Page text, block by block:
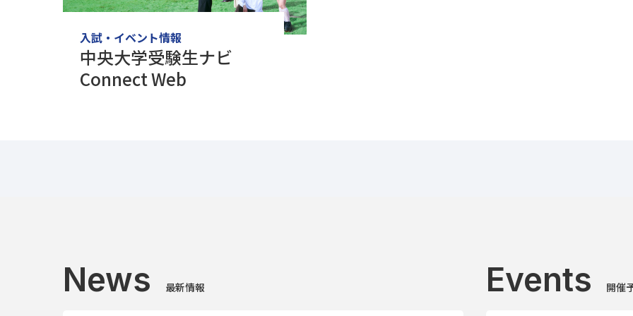
入試・イベント情報
中央大学受験生ナビ
Connect Web
News 最新情報 Events 開催